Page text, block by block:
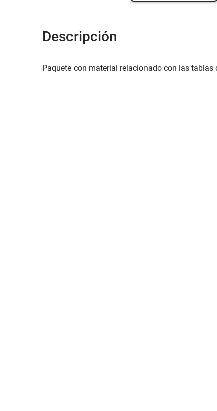
Descripción
Paquete con material relacionado con las tablas